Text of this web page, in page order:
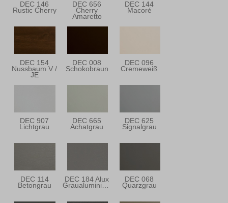
DEC 146
Rustic Cherry
DEC 656
Cherry
Amaretto
DEC 144
Macoré
DEC 154
Nussbaum V /
JE
DEC 008
Schokobraun
DEC 096
Cremeweiß
DEC 907
Lichtgrau
DEC 665
Achatgrau
DEC 625
Signalgrau
DEC 114
Betongrau
DEC 184 Alux DEC 068
Quarzgrau